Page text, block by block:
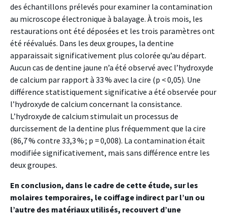
des échantillons prélevés pour examiner la contamination
au microscope électronique à balayage. À trois mois, les
restaurations ont été déposées et les trois paramètres ont
été réévalués. Dans les deux groupes, la dentine
apparaissait significativement plus colorée qu’au départ.
Aucun cas de dentine jaune n’a été observé avec l’hydroxyde
de calcium par rapport à 33 % avec la cire (p < 0,05). Une
différence statistiquement significative a été observée pour
l’hydroxyde de calcium concernant la consistance.
L’hydroxyde de calcium stimulait un processus de
durcissement de la dentine plus fréquemment que la cire
(86,7 % contre 33,3 % ; p = 0,008). La contamination était
modifiée significativement, mais sans différence entre les
deux groupes.
En conclusion, dans le cadre de cette étude, sur les
molaires temporaires, le coiffage indirect par l’un ou
l’autre des matériaux utilisés, recouvert d’une